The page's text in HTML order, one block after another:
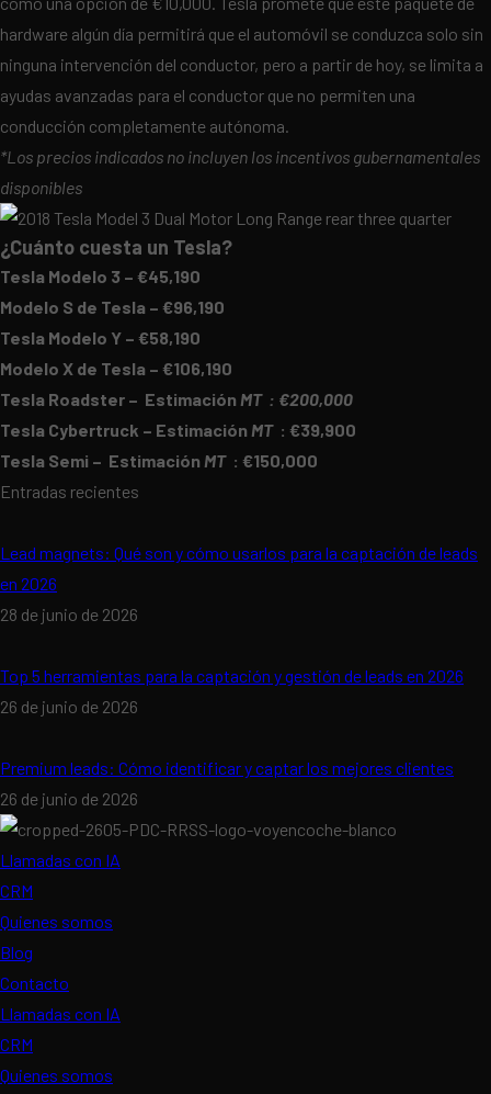
hardware algún día permitirá que el automóvil se conduzca solo sin
ninguna intervención del conductor, pero a partir de hoy, se limita a
ayudas avanzadas para el conductor que no permiten una
conducción completamente autónoma.
*Los precios indicados no incluyen los incentivos gubernamentales
disponibles
¿Cuánto cuesta un Tesla?
Tesla Modelo 3 – €45,190
Modelo S de Tesla – €96,190
Tesla Modelo Y – €58,190
Modelo X de Tesla – €106,190
Tesla Roadster – Estimación MT : €200,000
Tesla Cybertruck – Estimación MT : €39,900
Tesla Semi – Estimación MT : €150,000
Entradas recientes
Lead magnets: Qué son y cómo usarlos para la captación de leads
en 2026
28 de junio de 2026
Top 5 herramientas para la captación y gestión de leads en 2026
26 de junio de 2026
Premium leads: Cómo identificar y captar los mejores clientes
26 de junio de 2026
Llamadas con IA
CRM
Quienes somos
Blog
Contacto
Llamadas con IA
CRM
Quienes somos